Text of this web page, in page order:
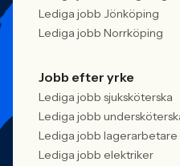
Lediga jobb Jönköping
Lediga jobb Norrköping
Jobb efter yrke
Lediga jobb sjuksköterska
Lediga jobb
Lediga jobb lagerarbetare
Lediga jobb elektriker